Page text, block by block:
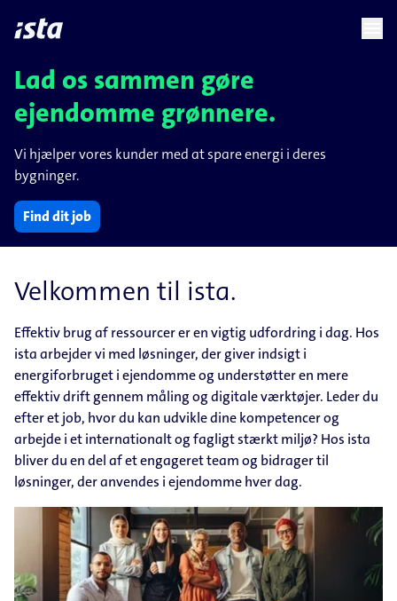
languagechevron_right
Lad os sammen gøre
ejendomme grønnere.
Vi hjælper vores kunder med at spare energi i deres
bygninger.
Find dit job
Velkommen til ista.
Effektiv brug af ressourcer er en vigtig udfordring i dag. Hos
ista arbejder vi med løsninger, der giver indsigt i
energiforbruget i ejendomme og understøtter en mere
effektiv drift gennem måling og digitale værktøjer. Leder du
efter et job, hvor du kan udvikle dine kompetencer og
arbejde i et internationalt og fagligt stærkt miljø? Hos ista
bliver du en del af et engageret team og bidrager til
løsninger, der anvendes i ejendomme hver dag.